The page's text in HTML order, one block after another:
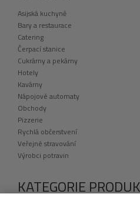
Asijská kuchyně
Bary a restaurace
Catering
Čerpací stanice
Cukrárny a pekárny
Hotely
Kavárny
Nápojové automaty
Obchody
Pizzerie
Rychlá občerstvení
Veřejné stravování
Výrobci potravin
KATEGORIE